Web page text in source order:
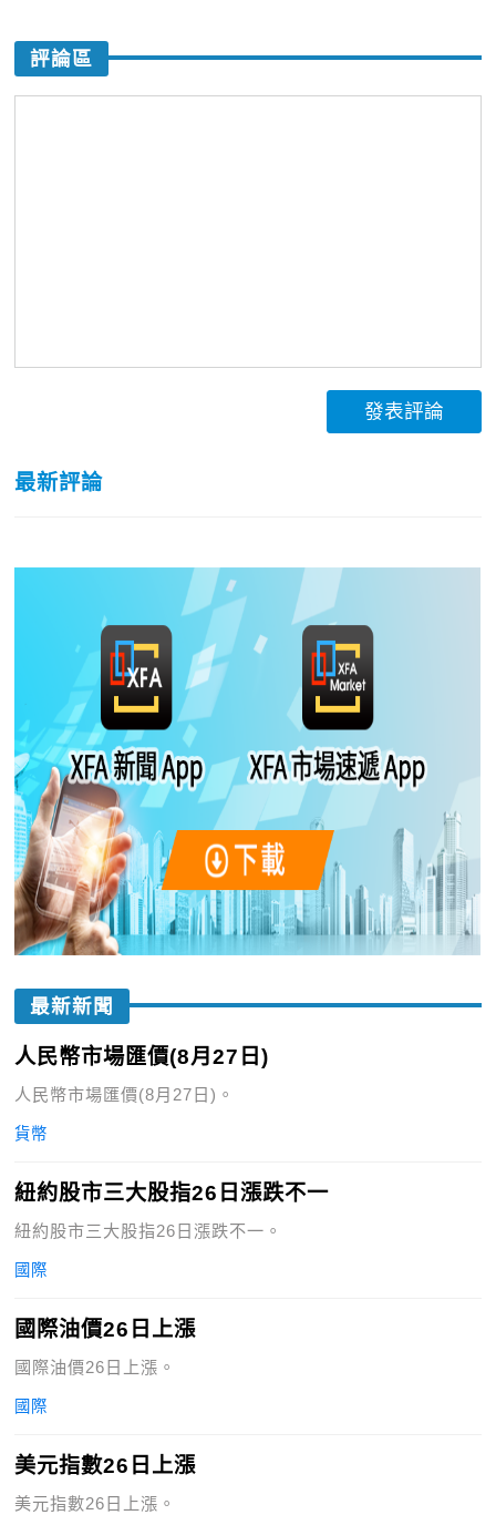
評論區
發表評論
最新評論
最新新聞
人民幣市場匯價(8月27日)
人民幣市場匯價(8月27日)。
貨幣
紐約股市三大股指26日漲跌不一
紐約股市三大股指26日漲跌不一。
國際
國際油價26日上漲
國際油價26日上漲。
國際
美元指數26日上漲
美元指數26日上漲。